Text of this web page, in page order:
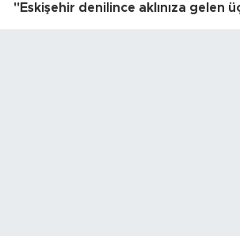
"Eskişehir denilince aklınıza gelen